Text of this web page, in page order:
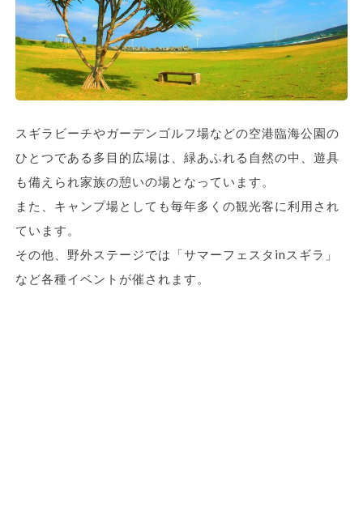
スギラビーチやガーデンゴルフ場などの空港臨海公園の
ひとつである多目的広場は、緑あふれる自然の中、遊具
も備えられ家族の憩いの場となっています。
また、キャンプ場としても毎年多くの観光客に利用され
ています。
その他、野外ステージでは「サマーフェスタinスギラ」
など各種イベントが催されます。